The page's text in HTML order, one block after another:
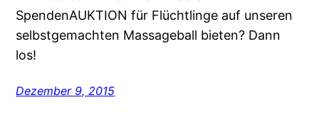
SpendenAUKTION für Flüchtlinge auf unseren
selbstgemachten Massageball bieten? Dann
los!
Dezember 9, 2015